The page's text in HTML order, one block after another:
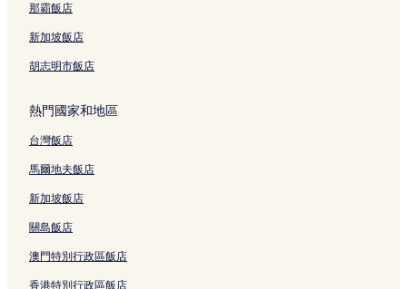
那霸飯店
新加坡飯店
胡志明市飯店
熱門國家和地區
台灣飯店
馬爾地夫飯店
新加坡飯店
關島飯店
澳門特別行政區飯店
香港特別行政區飯店